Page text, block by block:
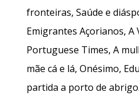
fronteiras, Saúde e
Emigrantes Açorianos, A
Portuguese Times, A
mãe cá e lá, Onésimo,
partida a porto de abrigo.